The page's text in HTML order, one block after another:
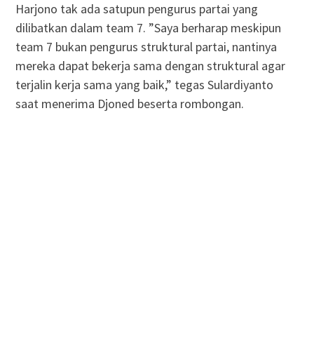
Harjono tak ada satupun pengurus partai yang
dilibatkan dalam team 7. ”Saya berharap meskipun
team 7 bukan pengurus struktural partai, nantinya
mereka dapat bekerja sama dengan struktural agar
terjalin kerja sama yang baik,” tegas Sulardiyanto
saat menerima Djoned beserta rombongan.